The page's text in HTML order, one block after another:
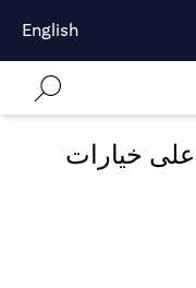
English
خيارات